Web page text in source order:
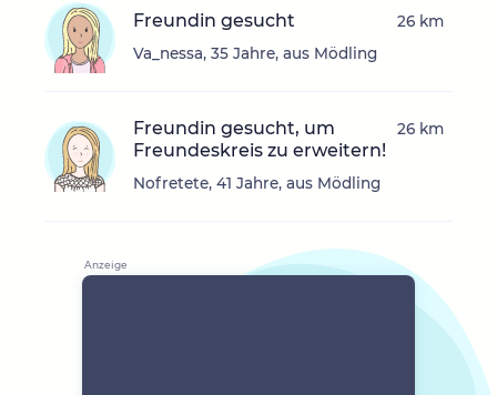
Freundin gesucht
Va_nessa, 35 Jahre, aus Mödling
26 km
Freundin gesucht, um
Freundeskreis zu erweitern!
Nofretete, 41 Jahre, aus Mödling
26 km